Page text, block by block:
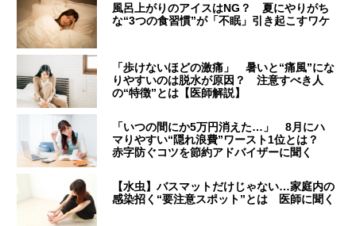
風呂上がりのアイスはNG？ 夏にやりがち
な“3つの食習慣”が「不眠」引き起こすワケ
「歩けないほどの激痛」 暑いと“痛風”にな
りやすいのは脱水が原因？ 注意すべき人
の“特徴”とは【医師解説】
「いつの間にか5万円消えた…」 8月にハ
マりやすい“隠れ浪費”ワースト1位とは？
赤字防ぐコツを節約アドバイザーに聞く
【水虫】バスマットだけじゃない…家庭内の
感染招く“要注意スポット”とは 医師に聞く